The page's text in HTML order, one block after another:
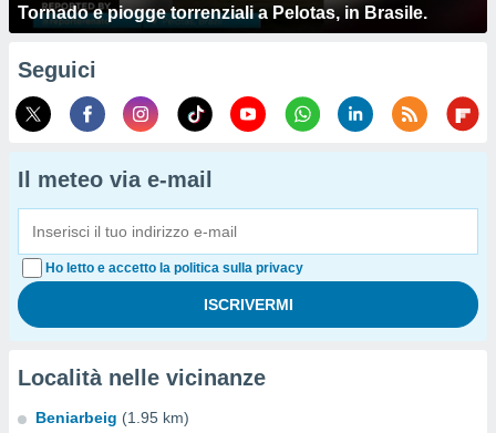
Tornado e piogge torrenziali a Pelotas, in Brasile.
Seguici
Il meteo via e-mail
Ho letto e accetto la politica sulla privacy
Località nelle vicinanze
Beniarbeig (1.95 km)